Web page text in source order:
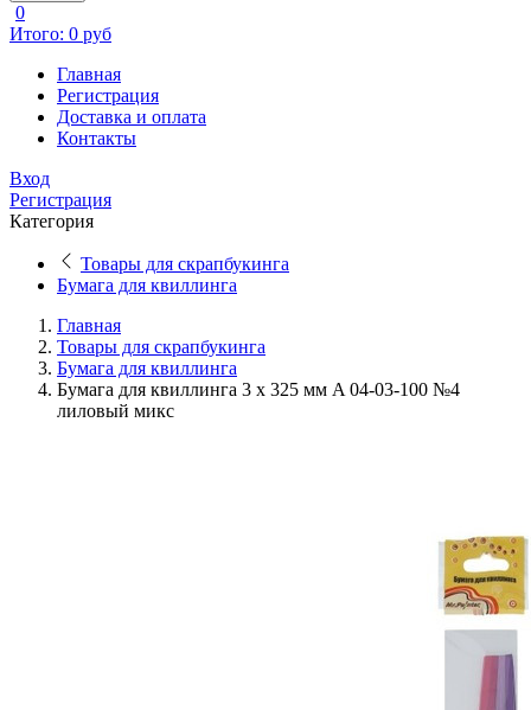
0
Итого: 0 руб
Главная
Регистрация
Доставка и оплата
Контакты
Вход
Регистрация
Категория
Товары для скрапбукинга
Бумага для квиллинга
Главная
Товары для скрапбукинга
Бумага для квиллинга
Бумага для квиллинга 3 x 325 мм A 04-03-100 №4
лиловый микс